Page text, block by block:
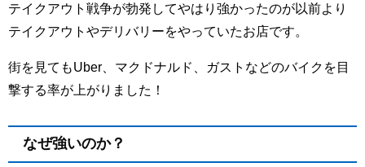
テイクアウト戦争が勃発してやはり強かったのが以前より
テイクアウトやデリバリーをやっていたお店です。
街を見てもUber、マクドナルド、ガストなどのバイクを目
撃する率が上がりました！
なぜ強いのか？